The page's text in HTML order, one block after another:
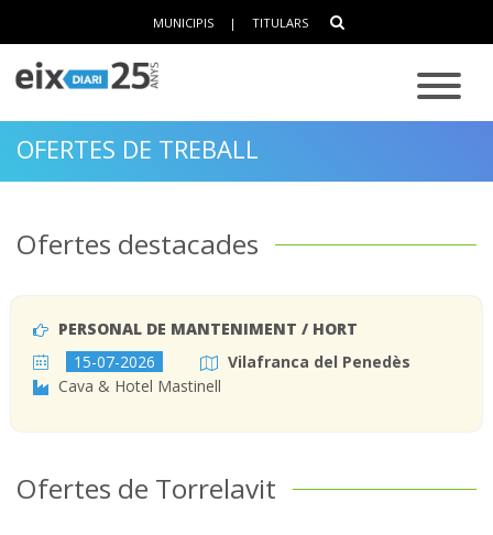
MUNICIPIS | TITULARS
OFERTES DE TREBALL
Ofertes destacades
PERSONAL DE MANTENIMENT / HORT
15-07-2026
Vilafranca del Penedès
Cava & Hotel Mastinell
Ofertes de Torrelavit